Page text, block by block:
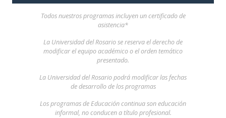
Todos nuestros programas incluyen un certificado de
asistencia*
La Universidad del Rosario se reserva el derecho de
modificar el equipo académico o el orden temático
presentado.
La Universidad del Rosario podrá modificar las fechas
de desarrollo de los programas
Los programas de Educación continua son educación
informal, no conducen a título profesional.